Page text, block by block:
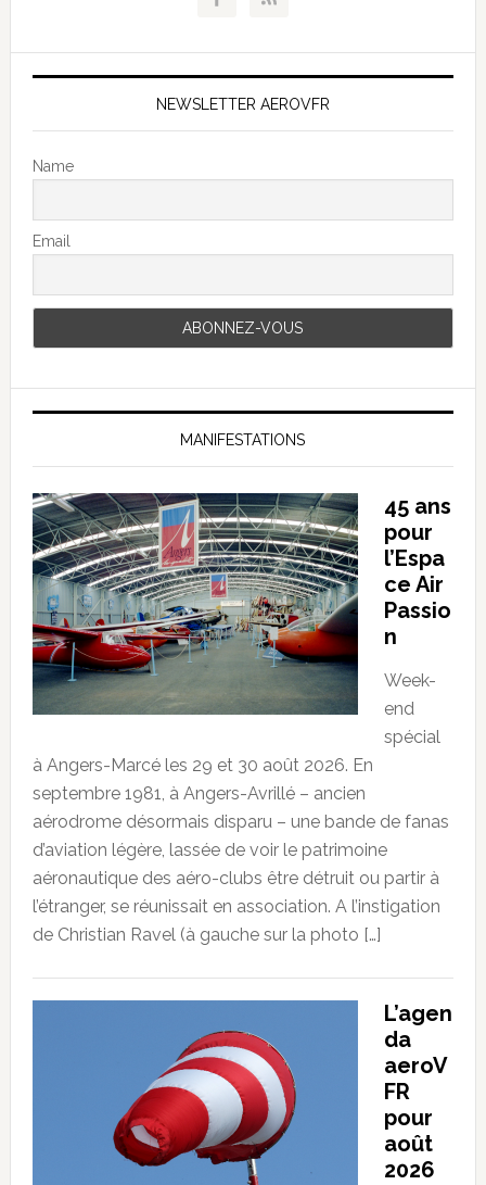
NEWSLETTER AEROVFR
Name
Email
MANIFESTATIONS
45 ans
pour
l’Espa
ce Air
Passio
n
Week-
end
spécial
à Angers-Marcé les 29 et 30 août 2026. En
septembre 1981, à Angers-Avrillé – ancien
aérodrome désormais disparu – une bande de fanas
d’aviation légère, lassée de voir le patrimoine
aéronautique des aéro-clubs être détruit ou partir à
l’étranger, se réunissait en association. A l’instigation
de Christian Ravel (à gauche sur la photo […]
L’agen
da
aeroV
FR
pour
août
2026